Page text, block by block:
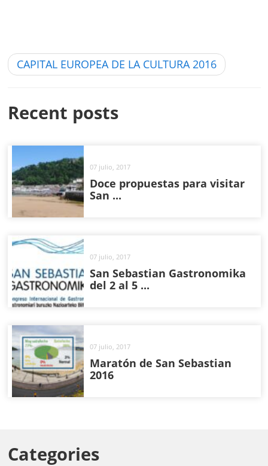
CAPITAL EUROPEA DE LA CULTURA 2016
Recent posts
07 julio, 2017
Doce propuestas para visitar
San ...
07 julio, 2017
San Sebastian Gastronomika
del 2 al 5 ...
07 julio, 2017
Maratón de San Sebastian
2016
Categories